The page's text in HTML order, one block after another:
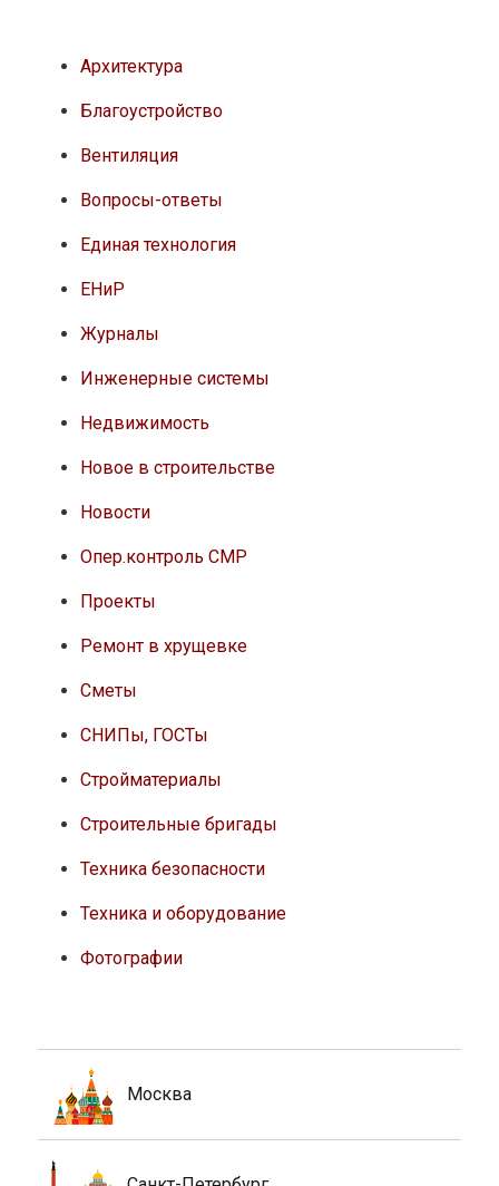
Архитектура
Благоустройство
Вентиляция
Вопросы-ответы
Единая технология
ЕНиР
Журналы
Инженерные системы
Недвижимость
Новое в строительстве
Новости
Опер.контроль СМР
Проекты
Ремонт в хрущевке
Сметы
СНИПы, ГОСТы
Стройматериалы
Строительные бригады
Техника безопасности
Техника и оборудование
Фотографии
Москва